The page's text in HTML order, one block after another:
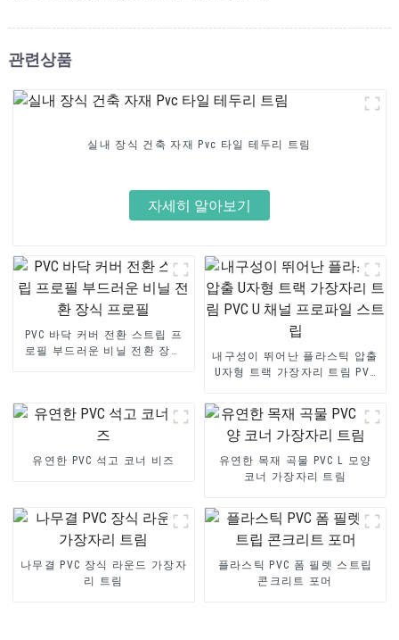
관련상품
실내 장식 건축 자재 Pvc 타일 테두리 트림
자세히 알아보기
PVC 바닥 커버 전환 스트립 프
로필 부드러운 비닐 전환 장식
내구성이 뛰어난 플라스틱 압출
U자형 트랙 가장자리 트림 PVC
유연한 PVC 석고 코너 비즈
유연한 목재 곡물 PVC L 모양
코너 가장자리 트림
나무결 PVC 장식 라운드 가장자
리 트림
플라스틱 PVC 폼 필렛 스트립
콘크리트 포머